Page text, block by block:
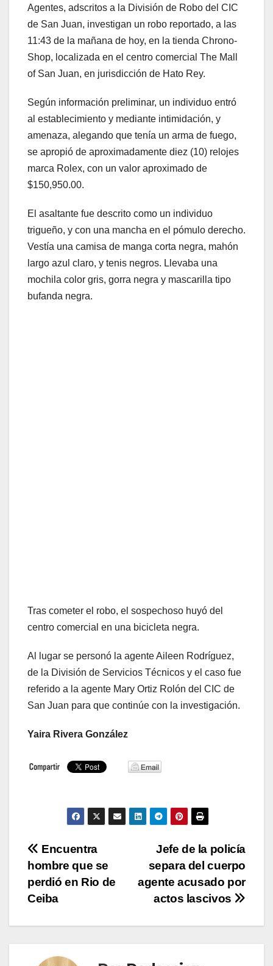
Agentes, adscritos a la División de Robo del CIC
de San Juan, investigan un robo reportado, a las
11:43 de la mañana de hoy, en la tienda Chrono-
Shop, localizada en el centro comercial The Mall
of San Juan, en jurisdicción de Hato Rey.
Según información preliminar, un individuo entró
al establecimiento y mediante intimidación, y
amenaza, alegando que tenía un arma de fuego,
se apropió de aproximadamente diez (10) relojes
marca Rolex, con un valor aproximado de
$150,950.00.
El asaltante fue descrito como un individuo
trigueño, y con una mancha en el pómulo derecho.
Vestía una camisa de manga corta negra, mahón
largo azul claro, y tenis negros. Llevaba una
mochila color gris, gorra negra y mascarilla tipo
bufanda negra.
Tras cometer el robo, el sospechoso huyó del
centro comercial en una bicicleta negra.
Al lugar se personó la agente Aileen Rodríguez,
de la División de Servicios Técnicos y el caso fue
referido a la agente Mary Ortiz Rolón del CIC de
San Juan para que continúe con la investigación.
Yaira Rivera González
Navegación
de
entradas
Jefe de la policía
separa del cuerpo
agente acusado por
actos lascivos
Encuentra
hombre que se
perdió en Rio de
Ceiba